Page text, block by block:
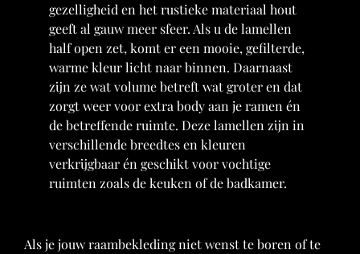
gezelligheid en het rustieke materiaal hout
geeft al gauw meer sfeer. Als u de lamellen
half open zet, komt er een mooie, gefilterde,
warme kleur licht naar binnen. Daarnaast
zijn ze wat volume betreft wat groter en dat
zorgt weer voor extra body aan je ramen én
de betreffende ruimte. Deze lamellen zijn in
verschillende breedtes en kleuren
verkrijgbaar én geschikt voor vochtige
ruimten zoals de keuken of de badkamer.
Als je jouw raambekleding niet wenst te boren of te